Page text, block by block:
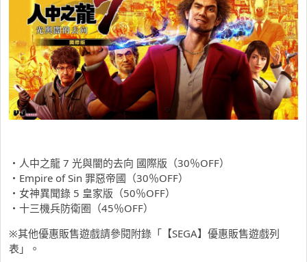
・人中之龍 7 光與闇的去向 國際版（30％OFF）
・Empire of Sin 罪惡帝國（30％OFF）
・女神異聞錄 5 皇家版（50％OFF）
・十三機兵防衛圈（45％OFF）
※其他優惠販售遊戲請參閱附錄「【SEGA】優惠販售遊戲列
表」。